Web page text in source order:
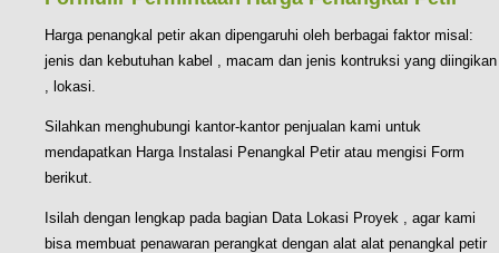
Harga penangkal petir akan dipengaruhi oleh berbagai faktor misal:
jenis dan kebutuhan kabel , macam dan jenis kontruksi yang diingikan
, lokasi.
Silahkan menghubungi kantor-kantor penjualan kami untuk
mendapatkan Harga Instalasi Penangkal Petir atau mengisi Form
berikut.
Isilah dengan lengkap pada bagian Data Lokasi Proyek , agar kami
bisa membuat penawaran perangkat dengan alat alat penangkal petir